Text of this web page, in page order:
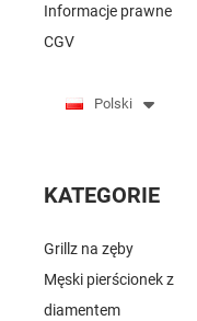
Informacje prawne
CGV
Polski
KATEGORIE
Grillz na zęby
Męski pierścionek z
diamentem